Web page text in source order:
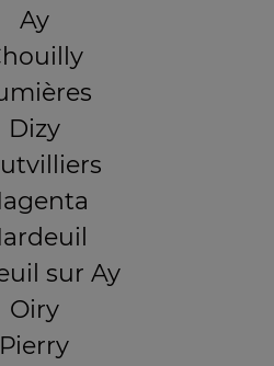
Ay
Dizy
sur Ay
Oiry
Pierry